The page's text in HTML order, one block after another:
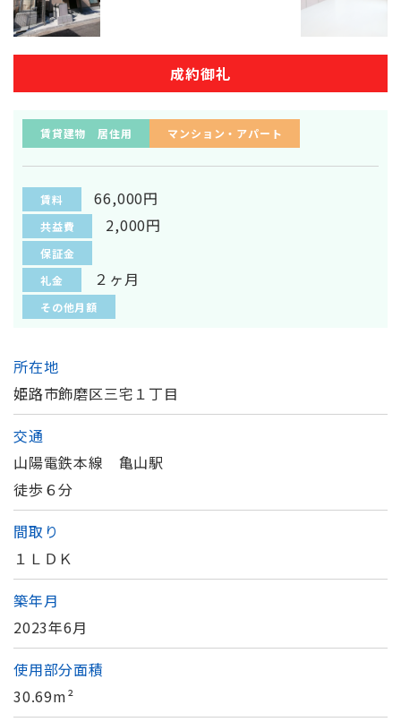
成約御礼
賃貸建物 居住用 マンション・アパート
賃料 66,000円
共益費 2,000円
保証金
礼金
２ヶ月
その他月額
所在地
姫路市飾磨区三宅１丁目
交通
山陽電鉄本線 亀山駅
徒歩６分
間取り
１ＬＤＫ
築年月
2023年6月
使用部分面積
30.69m²